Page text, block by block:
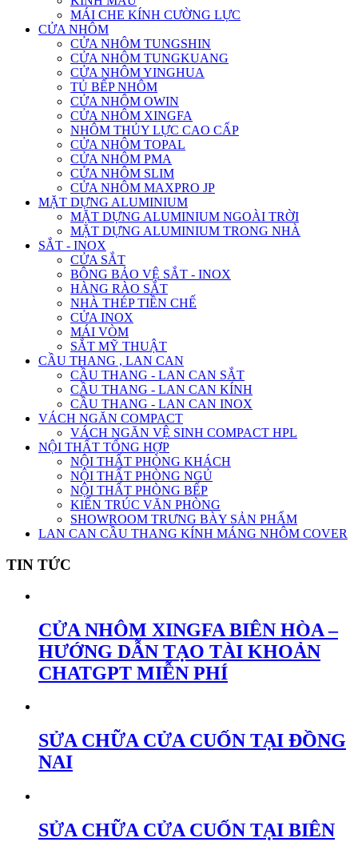
MÁI CHE KÍNH CƯỜNG LỰC
CỬA NHÔM
CỬA NHÔM TUNGSHIN
CỬA NHÔM TUNGKUANG
CỬA NHÔM YINGHUA
TỦ BẾP NHÔM
CỬA NHÔM OWIN
CỬA NHÔM XINGFA
NHÔM THỦY LỰC CAO CẤP
CỬA NHÔM TOPAL
CỬA NHÔM PMA
CỬA NHÔM SLIM
CỬA NHÔM MAXPRO JP
MẶT DỰNG ALUMINIUM
MẶT DỰNG ALUMINIUM NGOÀI TRỜI
MẶT DỰNG ALUMINIUM TRONG NHÀ
SẮT - INOX
CỬA SẮT
BÔNG BẢO VỆ SẮT - INOX
HÀNG RÀO SẮT
NHÀ THÉP TIỀN CHẾ
CỬA INOX
MÁI VÒM
SẮT MỸ THUẬT
CẦU THANG , LAN CAN
CẦU THANG - LAN CAN SẮT
CẦU THANG - LAN CAN KÍNH
CẦU THANG - LAN CAN INOX
VÁCH NGĂN COMPACT
VÁCH NGĂN VỆ SINH COMPACT HPL
NỘI THẤT TỔNG HỢP
NỘI THẤT PHÒNG KHÁCH
NỘI THẤT PHÒNG NGỦ
NỘI THẤT PHÒNG BẾP
KIẾN TRÚC VĂN PHÒNG
SHOWROOM TRƯNG BÀY SẢN PHẨM
LAN CAN CẦU THANG KÍNH MÁNG NHÔM COVER
TIN TỨC
CỬA NHÔM XINGFA BIÊN HÒA –
HƯỚNG DẪN TẠO TÀI KHOẢN
CHATGPT MIỄN PHÍ
SỬA CHỮA CỬA CUỐN TẠI ĐỒNG
NAI
SỬA CHỮA CỬA CUỐN TẠI BIÊN